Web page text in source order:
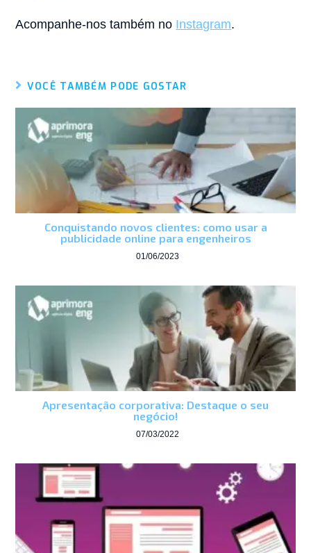
Acompanhe-nos também no Instagram.
VOCÊ TAMBÉM PODE GOSTAR
Conquistando novos clientes: como usar a
publicidade online para engenheiros
01/06/2023
Apresentação corporativa: Destaque o seu
negócio!
07/03/2022